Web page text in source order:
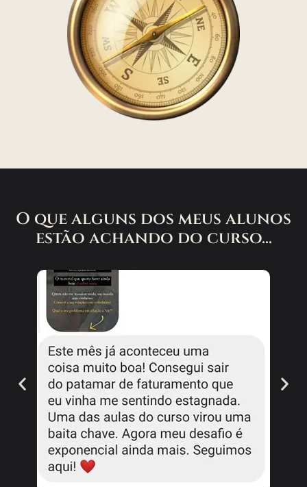
O que alguns dos meus alunos
estão achando do curso...